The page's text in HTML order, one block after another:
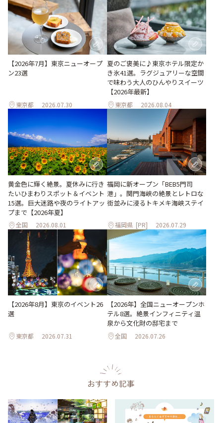
【2026年7月】東京ニューオープ
ン23選
東京都 2026.07.30
夏のご褒美に♪東京ホテル限定か
き氷41選。ラグジュアリーな空間
で味わう大人のひんやりスイーツ
【2026年最新】
東京都 2026.08.04
黄金色に輝く絶景。夏休みに行き
たいひまわりスポット＆イベント
15選。巨大迷路や夜のライトアッ
プまで【2026年夏】
全国 2026.08.01
福岡に新オープン「BEB5門司
港」。関門海峡の絶景とレトロな
街並みに浸るトキメキ海峡ステイ
福岡県 [PR] 2026.07.29
【2026年8月】東京のイベント26
選
東京都 2026.07.31
【2026年】全国ニューオープンホ
テル8選。絶景インフィニティ温
泉から文化財の邸宅まで
全国 2026.07.26
おすすめ記事